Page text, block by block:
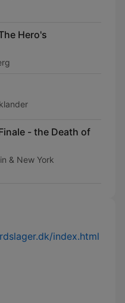
Hero's
- the Death of
& New York
index.html